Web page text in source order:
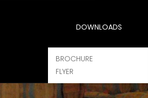
DOWNLOADS
BROCHURE
FLYER